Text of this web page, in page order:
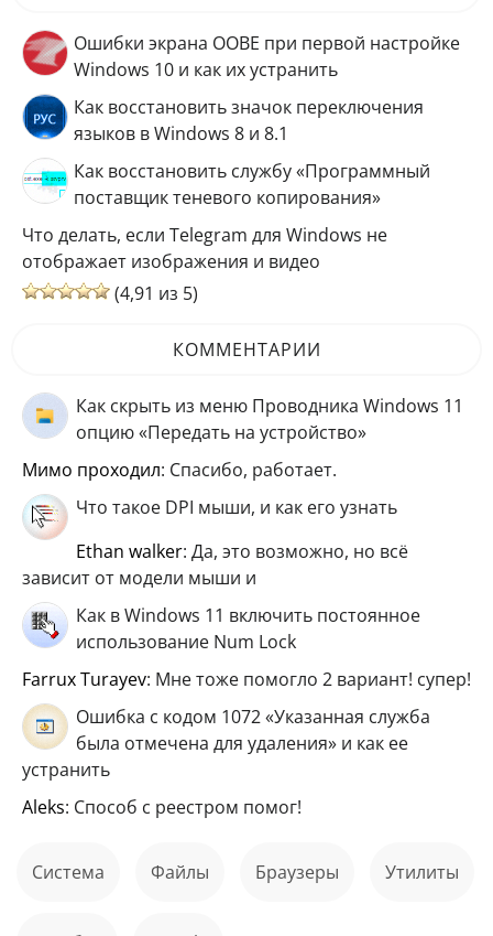
Ошибки экрана OOBE при первой настройке
Windows 10 и как их устранить
Как восстановить значок переключения
языков в Windows 8 и 8.1
Как восстановить службу «Программный
поставщик теневого копирования»
Что делать, если Telegram для Windows не
отображает изображения и видео
(4,91 из 5)
КОММЕНТАРИИ
Как скрыть из меню Проводника Windows 11
опцию «Передать на устройство»
мимо проходил: Спасибо, работает.
Что такое DPI мыши, и как его узнать
ethan walker: Да, это возможно, но всё
зависит от модели мыши и
Как в Windows 11 включить постоянное
использование Num Lock
Farrux Turayev: Мне тоже помогло 2 вариант! супер!
Ошибка с кодом 1072 «Указанная служба
была отмечена для удаления» и как ее
устранить
aleks: Способ с реестром помог!
Система файлы Браузеры Утилиты